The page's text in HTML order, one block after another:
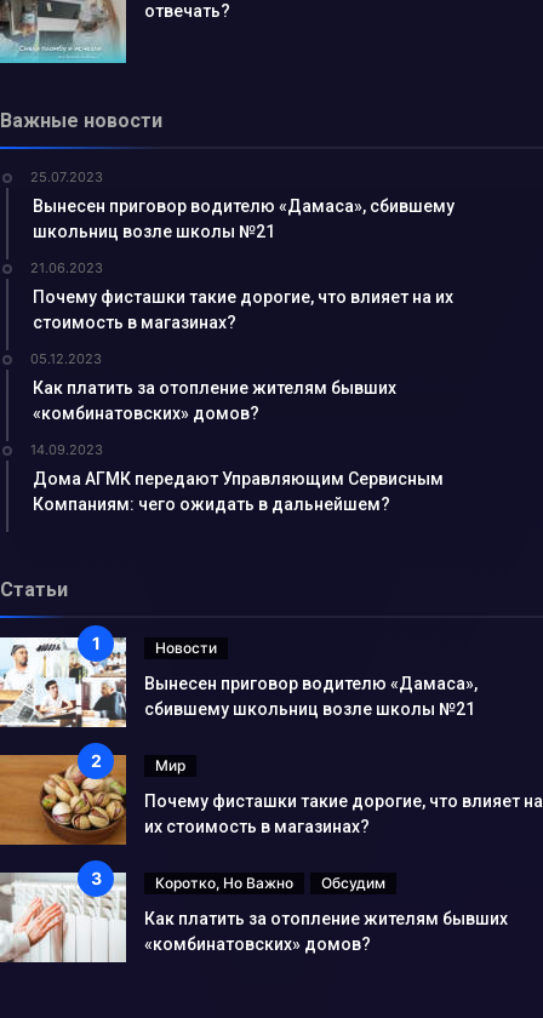
отвечать?
Важные новости
25.07.2023
Вынесен приговор водителю «Дамаса», сбившему
школьниц возле школы №21
21.06.2023
Почему фисташки такие дорогие, что влияет на их
стоимость в магазинах?
05.12.2023
Как платить за отопление жителям бывших
«комбинатовских» домов?
14.09.2023
Дома АГМК передают Управляющим Сервисным
Компаниям: чего ожидать в дальнейшем?
Статьи
Новости
Вынесен приговор водителю «Дамаса»,
сбившему школьниц возле школы №21
Мир
Почему фисташки такие дорогие, что влияет на
их стоимость в магазинах?
Коротко, Но Важно Обсудим
Как платить за отопление жителям бывших
«комбинатовских» домов?